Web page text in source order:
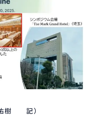
佑樹 記）